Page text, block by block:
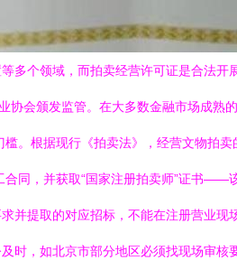
多个领域，而拍卖经营许可证是合法
会颁发监管。在大多数金融市场成熟
。根据现行《拍卖法》，经营文物拍
同，并获取“国家注册拍卖师”证书
并提取的对应招标，不能在注册营业
时，如北京市部分地区必须找现场审